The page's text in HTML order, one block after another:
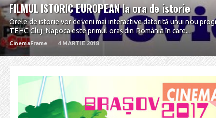
FILMUL ISTORIC EUROPEAN la ora de istorie
Orele de istorie vor deveni mai interactive datorită unui nou
TEHC Cluj-Napoca este primul oraș din România în care...
CinemaFrame 4 MARTIE 2018